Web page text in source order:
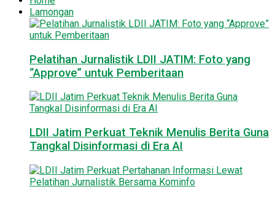
Lamongan
Pelatihan Jurnalistik LDII JATIM: Foto yang
“Approve” untuk Pemberitaan
LDII Jatim Perkuat Teknik Menulis Berita Guna
Tangkal Disinformasi di Era AI